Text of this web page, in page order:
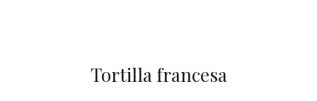
Tortilla francesa